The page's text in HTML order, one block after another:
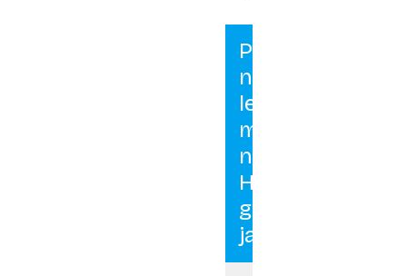
Pri
nas
letos
mirno,
na
Hrvaškem
gorele
jahte